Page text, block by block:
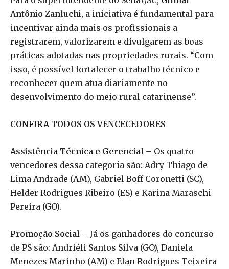
Antônio Zanluchi, a iniciativa é fundamental para
incentivar ainda mais os profissionais a
registrarem, valorizarem e divulgarem as boas
práticas adotadas nas propriedades rurais. “Com
isso, é possível fortalecer o trabalho técnico e
reconhecer quem atua diariamente no
desenvolvimento do meio rural catarinense”.
CONFIRA TODOS OS VENCECEDORES
Assistência Técnica e Gerencial – Os quatro
vencedores dessa categoria são: Adry Thiago de
Lima Andrade (AM), Gabriel Boff Coronetti (SC),
Helder Rodrigues Ribeiro (ES) e Karina Maraschi
Pereira (GO).
Promoção Social – Já os ganhadores do concurso
de PS são: Andriéli Santos Silva (GO), Daniela
Menezes Marinho (AM) e Elan Rodrigues Teixeira